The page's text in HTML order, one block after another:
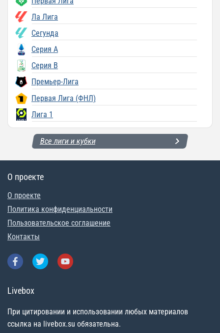
Ла Лига
Сегунда
Серия A
Серия B
Премьер-Лига
Первая Лига (ФНЛ)
Лига 1
Все лиги и кубки
О проекте
О проекте
Политика конфиденциальности
Пользовательское соглашение
Контакты
Livebox
При цитировании и использовании любых материалов
ссылка на livebox.su обязательна.